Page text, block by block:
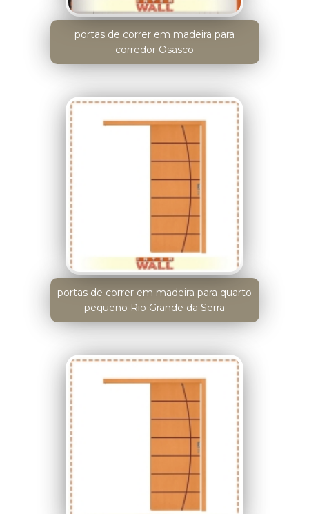
portas de correr em madeira para
corredor Osasco
portas de correr em madeira para quarto
pequeno Rio Grande da Serra